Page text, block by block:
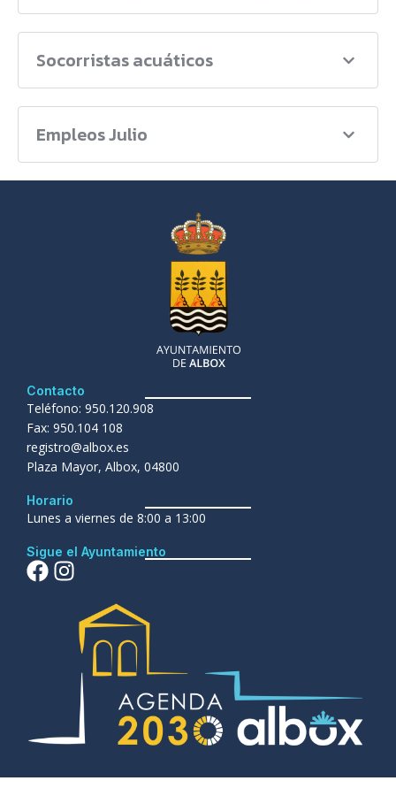
Socorristas acuáticos
Empleos Julio
Contacto
Teléfono: 950.120.908
Fax: 950.104 108
registro@albox.es
Plaza Mayor, Albox, 04800
Horario
Lunes a viernes de 8:00 a 13:00
Sigue el Ayuntamiento